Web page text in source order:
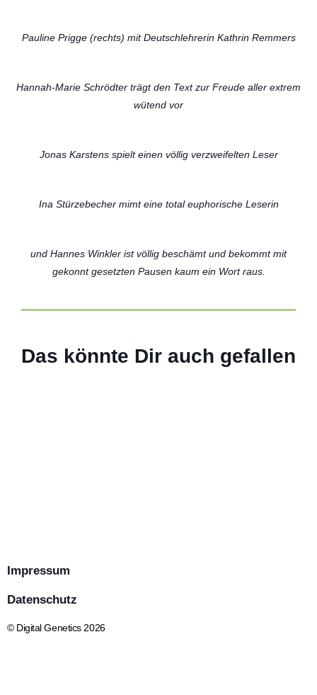
Pauline Prigge (rechts) mit Deutschlehrerin Kathrin Remmers
Hannah-Marie Schrödter trägt den Text zur Freude aller extrem
wütend vor
Jonas Karstens spielt einen völlig verzweifelten Leser
Ina Stürzebecher mimt eine total euphorische Leserin
und Hannes Winkler ist völlig beschämt und bekommt mit
gekonnt gesetzten Pausen kaum ein Wort raus.
Das könnte Dir auch gefallen
01 Juli 2026
The Best
Impressum
Datenschutz
© Digital Genetics 2026